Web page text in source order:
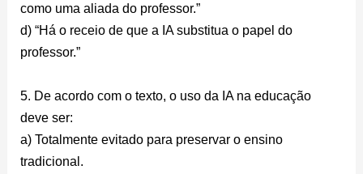
como uma aliada do professor.”
d) “Há o receio de que a IA substitua o papel do
professor.”
5. De acordo com o texto, o uso da IA na educação
deve ser:
a) Totalmente evitado para preservar o ensino
tradicional.